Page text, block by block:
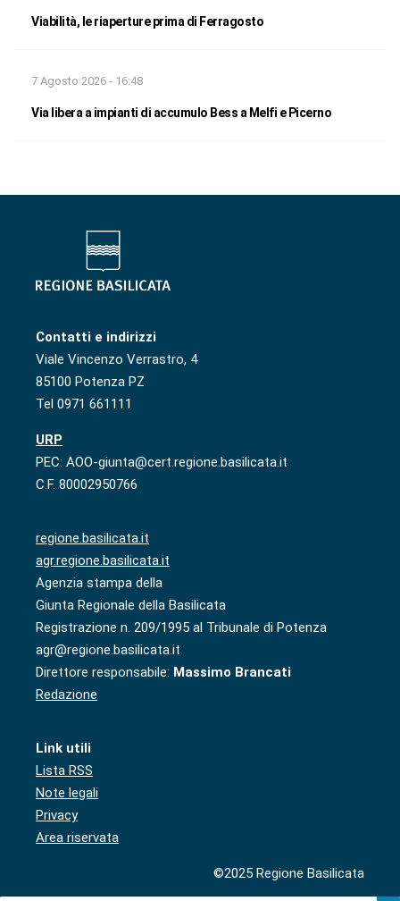
Viabilità, le riaperture prima di Ferragosto
7 Agosto 2026 - 16:48
Via libera a impianti di accumulo Bess a Melfi e Picerno
Contatti e indirizzi
Viale Vincenzo Verrastro, 4
85100 Potenza PZ
Tel 0971 661111
URP
PEC: AOO-giunta@cert.regione.basilicata.it
C.F. 80002950766
regione.basilicata.it
agr.regione.basilicata.it
Agenzia stampa della
Giunta Regionale della Basilicata
Registrazione n. 209/1995 al Tribunale di Potenza
agr@regione.basilicata.it
Direttore responsabile: Massimo Brancati
Redazione
Link utili
Lista RSS
Note legali
Privacy
Area riservata
©2025 Regione Basilicata